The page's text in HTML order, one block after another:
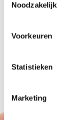
Noodzakelijk
Voorkeuren
Statistieken
Marketing
Heeft u ook
winkelstraat
contactmet